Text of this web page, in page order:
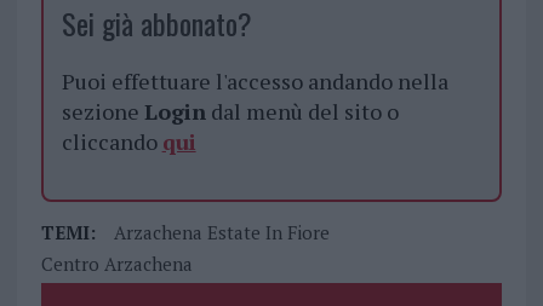
Sei già abbonato?
Puoi effettuare l'accesso andando nella
sezione Logindal menù del sito o
cliccando qui
TEMI:
Arzachena Estate In Fiore
Centro Arzachena